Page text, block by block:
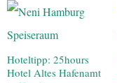
Hoteltipp: 25hours
Hotel Altes Hafenamt